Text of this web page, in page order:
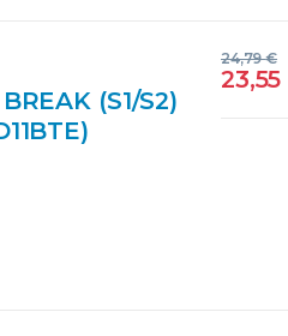
(S1/S2)
NRF
23,55
24,79€